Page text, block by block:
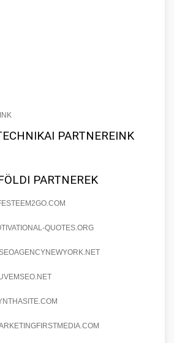
PARTNEREINK
PARTNEREK
QUOTES.ORG